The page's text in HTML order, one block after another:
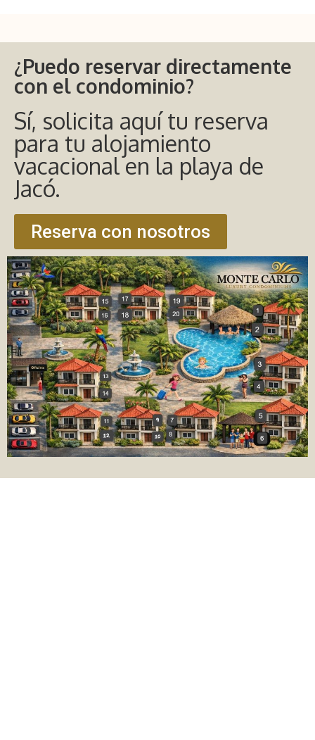
¿Puedo reservar directamente
con el condominio?
Sí, solicita aquí tu reserva
para tu alojamiento
vacacional en la playa de
Jacó.
Reserva con nosotros